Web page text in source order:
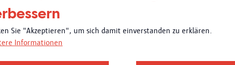
Sie "Akzeptieren", um sich damit einverstanden zu erklären.
Informationen
Am